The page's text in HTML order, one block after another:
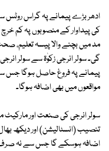
ادھر بڑے پیمانے پہ گراس روٹس
کی پیداوار کے منصوبوں پہ کم
مد میں بچنے والا پیسہ تعلیم،
گی۔ سولر انرجی زکوٰۃ سے سولر
پیمانے پہ فروغ حاصل ہوگا جس
مواقعوں میں بھی اضافہ ہوگا۔
سولر انرجی کی صنعت اور
تنصیب (انسٹالیشن) اور دیکھ
اضافہ ہوسکے گا جس سے نہ صرف